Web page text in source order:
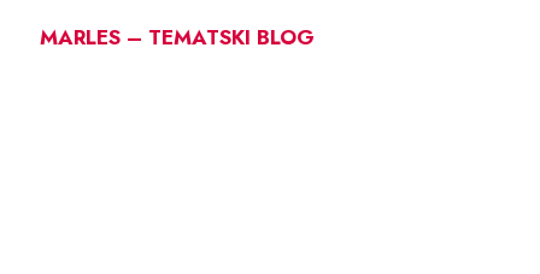
MARLES – TEMATSKI BLOG